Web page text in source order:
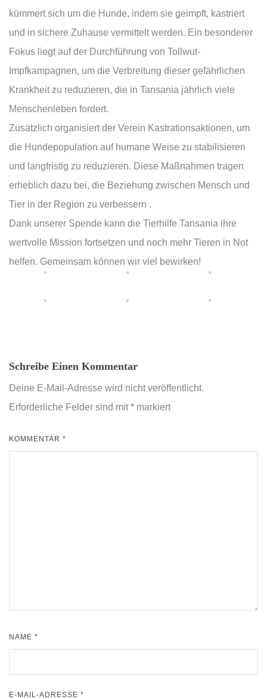
kümmert sich um die Hunde, indem sie geimpft, kastriert
und in sichere Zuhause vermittelt werden. Ein besonderer
Fokus liegt auf der Durchführung von Tollwut-
Impfkampagnen, um die Verbreitung dieser gefährlichen
Krankheit zu reduzieren, die in Tansania jährlich viele
Menschenleben fordert.
Zusätzlich organisiert der Verein Kastrationsaktionen, um
die Hundepopulation auf humane Weise zu stabilisieren
und langfristig zu reduzieren. Diese Maßnahmen tragen
erheblich dazu bei, die Beziehung zwischen Mensch und
Tier in der Region zu verbessern .
Dank unserer Spende kann die Tierhilfe Tansania ihre
wertvolle Mission fortsetzen und noch mehr Tieren in Not
helfen. Gemeinsam können wir viel bewirken!
Schreibe Einen Kommentar
Deine E-Mail-Adresse wird nicht veröffentlicht.
Erforderliche Felder sind mit* markiert
KOMMENTAR *
NAME *
E-MAIL-ADRESSE *